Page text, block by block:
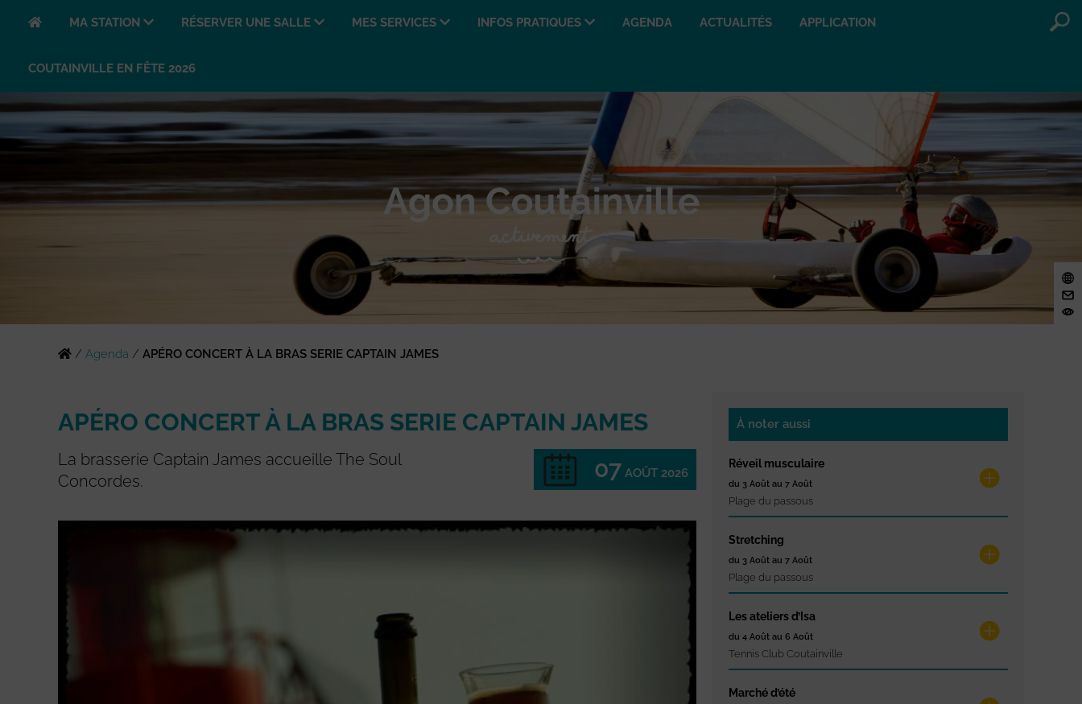
MA STATION RÉSERVER UNE SALLE MES SERVICES INFOS PRATIQUES AGENDA ACTUALITÉS APPLICATION
COUTAINVILLE EN FÊTE 2026
/ Agenda / APÉRO CONCERT À LA BRAS SERIE CAPTAIN JAMES
APÉRO CONCERT À LA BRAS SERIE CAPTAIN JAMES
La brasserie Captain James accueille The Soul
Concordes.
07 AOÛT 2026
À noter aussi
Réveil musculaire
du 3 Août au 7 Août
Plage du passous
Stretching
du 3 Août au 7 Août
Plage du passous
Les ateliers d’Isa
du 4 Août au 6 Août
Tennis Club Coutainville
Marché d’été